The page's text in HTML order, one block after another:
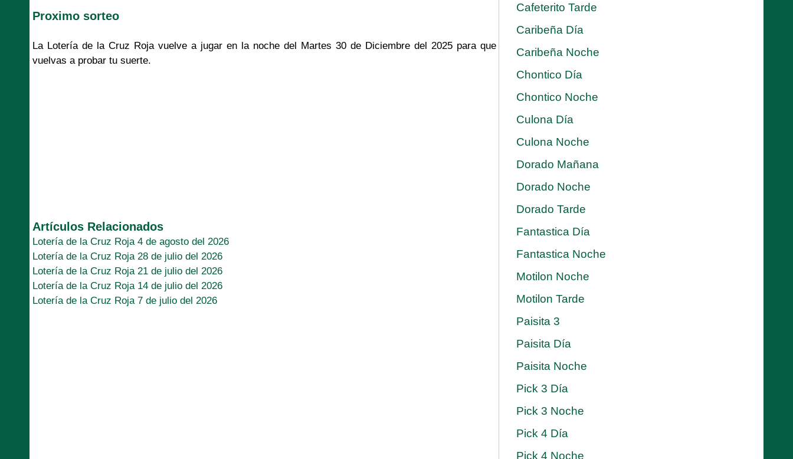
Proximo sorteo
La Lotería de la Cruz Roja vuelve a jugar en la noche del Martes 30 de Diciembre del 2025 para que
vuelvas a probar tu suerte.
Artículos Relacionados
Lotería de la Cruz Roja 4 de agosto del 2026
Lotería de la Cruz Roja 28 de julio del 2026
Lotería de la Cruz Roja 21 de julio del 2026
Lotería de la Cruz Roja 14 de julio del 2026
Lotería de la Cruz Roja 7 de julio del 2026
Cafeterito Tarde
Caribeña Día
Caribeña Noche
Chontico Día
Chontico Noche
Culona Día
Culona Noche
Dorado Mañana
Dorado Noche
Dorado Tarde
Fantastica Día
Fantastica Noche
Motilon Noche
Motilon Tarde
Paisita 3
Paisita Día
Paisita Noche
Pick 3 Día
Pick 3 Noche
Pick 4 Día
Pick 4 Noche